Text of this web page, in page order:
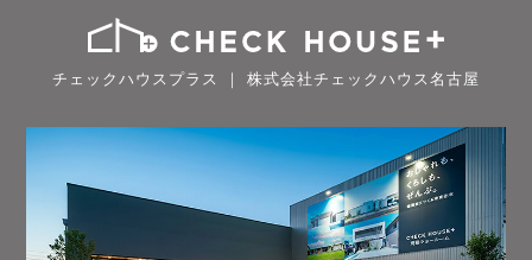
チェックハウスプラス ｜ 株式会社チェックハウス名古屋